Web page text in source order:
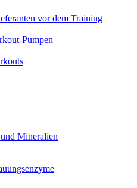
vor dem Training
Pumpen
Mineralien